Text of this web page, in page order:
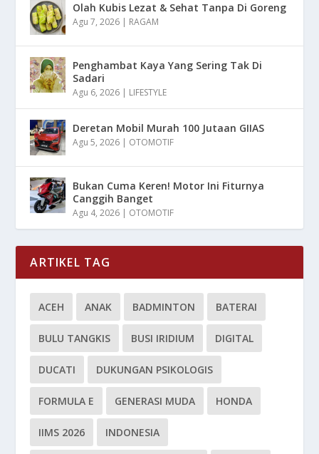
Olah Kubis Lezat & Sehat Tanpa Di Goreng
Agu 7, 2026 | RAGAM
Penghambat Kaya Yang Sering Tak Di
Sadari
Agu 6, 2026 | LIFESTYLE
Deretan Mobil Murah 100 Jutaan GIIAS
Agu 5, 2026 | OTOMOTIF
Bukan Cuma Keren! Motor Ini Fiturnya
Canggih Banget
Agu 4, 2026 | OTOMOTIF
ARTIKEL TAG
ACEH ANAK BADMINTON BATERAI
BULU TANGKIS BUSI IRIDIUM DIGITAL
DUCATI DUKUNGAN PSIKOLOGIS
FORMULA E GENERASI MUDA HONDA
IIMS 2026 INDONESIA